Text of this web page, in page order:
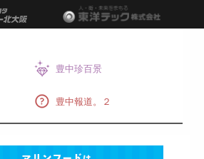
豊中珍百景
豊中報道。２